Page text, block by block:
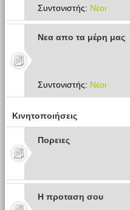
Συντονιστής: Νέοι
Νεα απο τα μέρη μας
Συντονιστής: Νέοι
Κινητοποιήσεις
Πoρειες
Η προταση σου